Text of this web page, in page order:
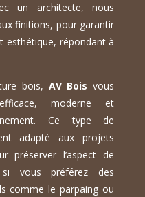
un architecte, nous
finitions, pour garantir
esthétique, répondant à
bois, AV Bois vous
moderne et
Ce type de
adapté aux projets
préserver l’aspect de
vous préférez des
comme le parpaing ou